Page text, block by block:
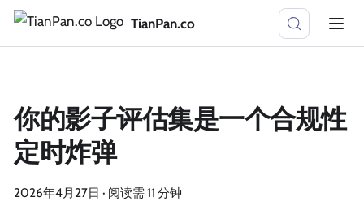
TianPan.co
你的影子评估集是一个合规性
定时炸弹
2026年4月27日 · 阅读需 11 分钟